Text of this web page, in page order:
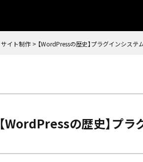
サイト制作 > 【WordPressの歴史】プラグインシステ
【WordPressの歴史】プ